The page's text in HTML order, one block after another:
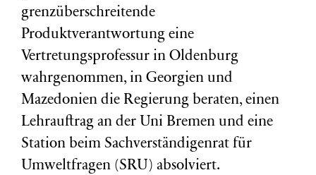
grenzüberschreitende
Produktverantwortung eine
Vertretungsprofessur in Oldenburg
wahrgenommen, in Georgien und
Mazedonien die Regierung beraten, einen
Lehrauftrag an der Uni Bremen und eine
Station beim Sachverständigenrat für
Umweltfragen (SRU) absolviert.